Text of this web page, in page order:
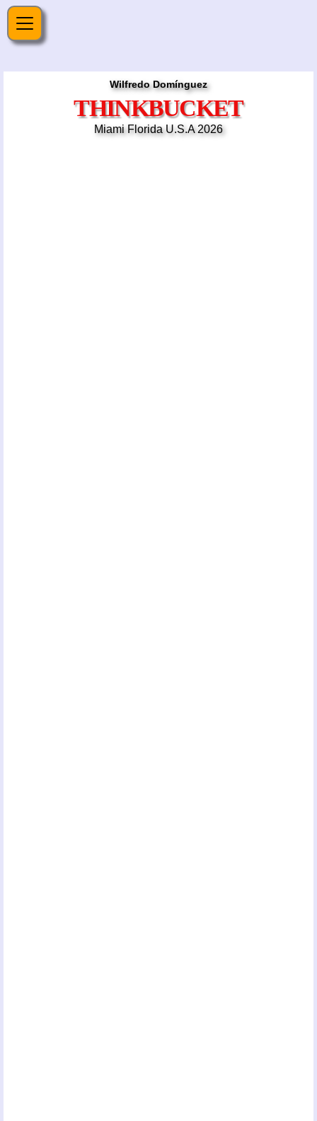
Wilfredo Domínguez
THINKBUCKET
Miami Florida U.S.A 2026